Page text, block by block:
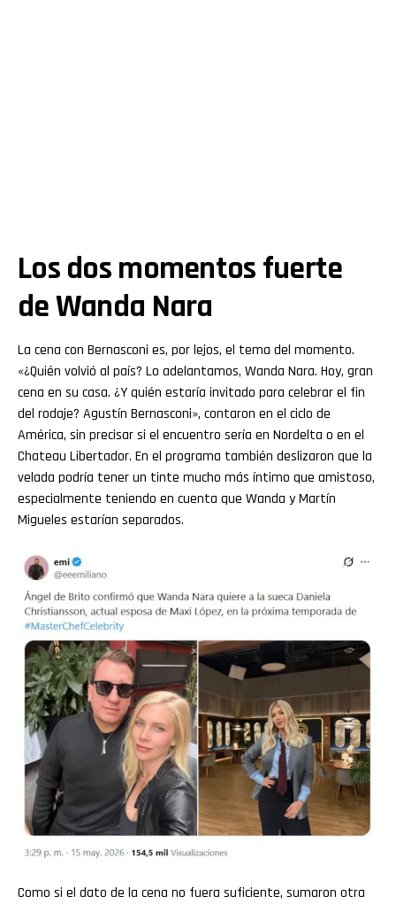
Los dos momentos fuerte
de Wanda Nara
La cena con Bernasconi es, por lejos, el tema del momento.
«¿Quién volvió al país? Lo adelantamos, Wanda Nara. Hoy, gran
cena en su casa. ¿Y quién estaría invitado para celebrar el fin
del rodaje? Agustín Bernasconi», contaron en el ciclo de
América, sin precisar si el encuentro sería en Nordelta o en el
Chateau Libertador. En el programa también deslizaron que la
velada podría tener un tinte mucho más íntimo que amistoso,
especialmente teniendo en cuenta que Wanda y Martín
Migueles estarían separados.
Como si el dato de la cena no fuera suficiente, sumaron otra